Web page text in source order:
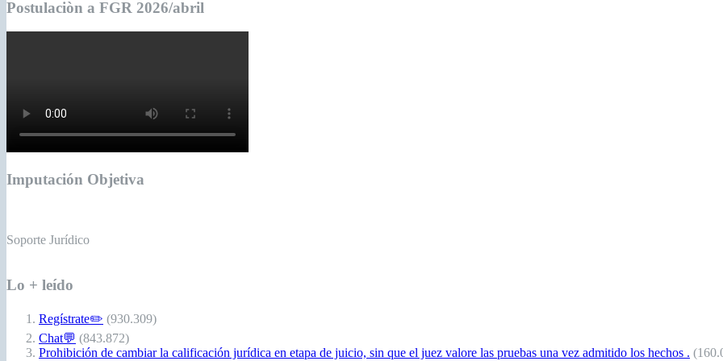
Postulaciòn a FGR 2026/abril
Imputación Objetiva
Soporte Jurídico
Lo + leído
Regístrate✏️ (930.309)
Chat💬 (843.872)
Prohibición de cambiar la calificación jurídica en etapa de juicio, sin que el juez valore las pruebas una vez admitido los hechos .